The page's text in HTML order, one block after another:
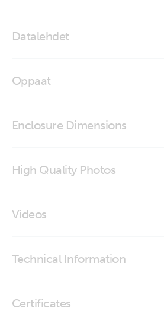
Datalehdet
Oppaat
Enclosure Dimensions
High Quality Photos
EV Charging Station (front-angle)
Videos
Technical Information
Certificates